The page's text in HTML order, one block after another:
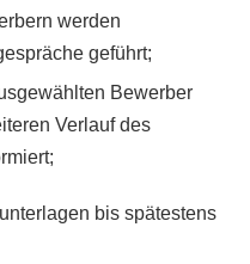
werden
geführt;
Bewerber
Verlauf des
bis spätestens